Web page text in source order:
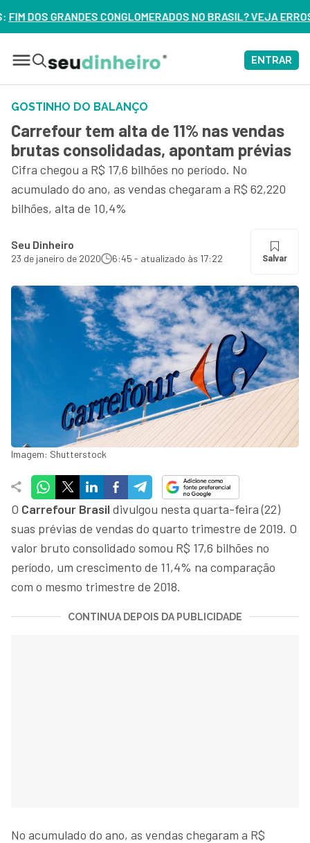
NO BRASIL? VEJA ERROS DE 3 DELES – ASSISTA
ENTRAR
GOSTINHO DO BALANÇO
Carrefour tem alta de 11% nas vendas
brutas consolidadas, apontam prévias
Cifra chegou a R$ 17,6 bilhões no período. No
acumulado do ano, as vendas chegaram a R$ 62,220
bilhões, alta de 10,4%
Seu Dinheiro
23 de janeiro de 2020 6:45 - atualizado às 17:22 Salvar
Imagem: Shutterstock
O Carrefour Brasil divulgou nesta quarta-feira (22)
suas prévias de vendas do quarto trimestre de 2019. O
valor bruto consolidado somou R$ 17,6 bilhões no
período, um crescimento de 11,4% na comparação
com o mesmo trimestre de 2018.
CONTINUA DEPOIS DA PUBLICIDADE
No acumulado do ano, as vendas chegaram a R$